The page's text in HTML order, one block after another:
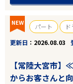
NEW パート
更新日
2026.08.03
【常陸大宮市
からお客さんと